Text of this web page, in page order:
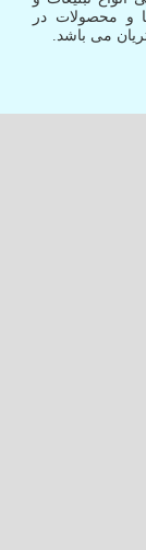
و محصولات در
می باشد.